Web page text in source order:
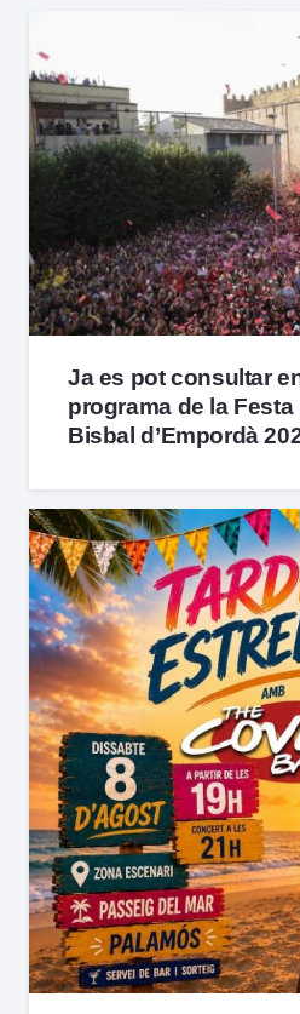
Ja es pot consultar
programa de la Festa
Bisbal d’Empordà